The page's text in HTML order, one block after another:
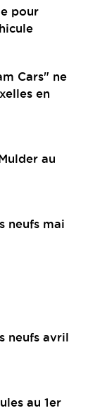
pour
Cars" ne
en
au
neufs mai
neufs avril
au 1er